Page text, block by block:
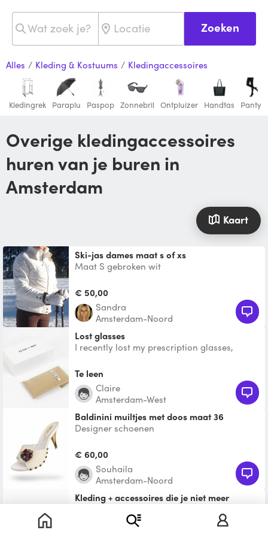
Zoeken
Alles / Kleding & Kostuums / Kledingaccessoires
Kledingrek Paraplu Paspop Zonnebril Ontpluizer Handtas Panty
Overige kledingaccessoires
huren van je buren in
Amsterdam
Kaart
Ski-jas dames maat s of xs
Maat S gebroken wit
€ 50,00
Sandra
Amsterdam-Noord
Lost glasses
I recently lost my prescription glasses,
was inside a so
Te leen
Claire
Amsterdam-West
Baldinini muiltjes met doos maat 36
Designer schoenen
€ 60,00
Souhaila
Amsterdam-Noord
Kleding + accessoires die je niet meer